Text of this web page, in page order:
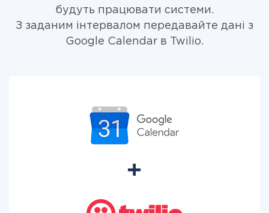
будуть працювати системи.
З заданим інтервалом передавайте дані з
Google Calendar в Twilio.